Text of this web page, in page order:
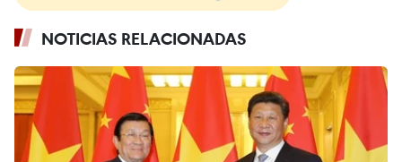
NOTICIAS RELACIONADAS